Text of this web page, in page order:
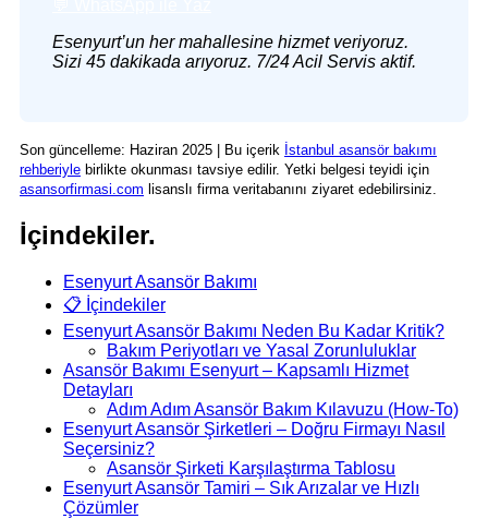
Esenyurt’un her mahallesine hizmet veriyoruz.
Sizi 45 dakikada arıyoruz. 7/24 Acil Servis aktif.
Son güncelleme: Haziran 2025 | Bu içerik İstanbul asansör bakımı
rehberiyle birlikte okunması tavsiye edilir. Yetki belgesi teyidi için
asansorfirmasi.com lisanslı firma veritabanını ziyaret edebilirsiniz.
İçindekiler.
Esenyurt Asansör Bakımı
📋 İçindekiler
Esenyurt Asansör Bakımı Neden Bu Kadar Kritik?
Bakım Periyotları ve Yasal Zorunluluklar
Asansör Bakımı Esenyurt – Kapsamlı Hizmet
Detayları
Adım Adım Asansör Bakım Kılavuzu (How-To)
Esenyurt Asansör Şirketleri – Doğru Firmayı Nasıl
Seçersiniz?
Asansör Şirketi Karşılaştırma Tablosu
Esenyurt Asansör Tamiri – Sık Arızalar ve Hızlı
Çözümler